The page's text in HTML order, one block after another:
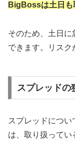
BigBossは土日も
そのため、土日
できます。リスク
スプレッドの
スプレッドにつ
は、取り扱ってい